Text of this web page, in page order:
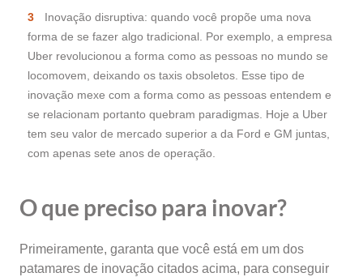
Inovação disruptiva: quando você propõe uma nova
forma de se fazer algo tradicional. Por exemplo, a empresa
Uber revolucionou a forma como as pessoas no mundo se
locomovem, deixando os taxis obsoletos. Esse tipo de
inovação mexe com a forma como as pessoas entendem e
se relacionam portanto quebram paradigmas. Hoje a Uber
tem seu valor de mercado superior a da Ford e GM juntas,
com apenas sete anos de operação.
O que preciso para inovar?
Primeiramente, garanta que você está em um dos
patamares de inovação citados acima, para conseguir